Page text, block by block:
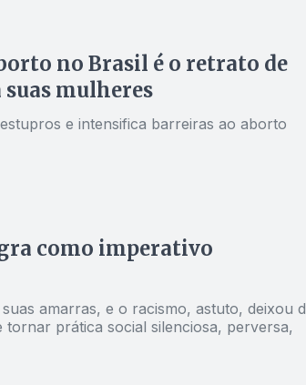
no Brasil é o retrato de
suas mulheres
e intensifica barreiras ao aborto
como imperativo
amarras, e o racismo, astuto, deixou
prática social silenciosa, perversa,